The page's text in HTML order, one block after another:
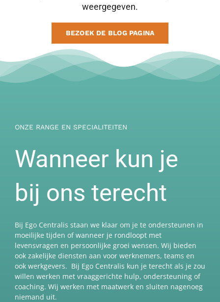
weergegeven.
BEZOEK DE BLOG PAGINA
ONZE RANGE EN SPECIALITEITEN
Wanneer kun je
bij ons terecht
Bij Ego Centralis staan we klaar om je te ondersteunen in
moeilijke tijden of wanneer je rondloopt met
levensvragen en persoonlijke groei wensen. Wij bieden
ook zakelijke diensten aan voor werknemers, teams en
ook werkgevers. Bij Ego Centralis kun je terecht als je zou
willen werken met vraaggerichte hulp, ondersteuning of
coaching. Wij werken met maatwerk en sluiten nagenoeg
niemand uit.